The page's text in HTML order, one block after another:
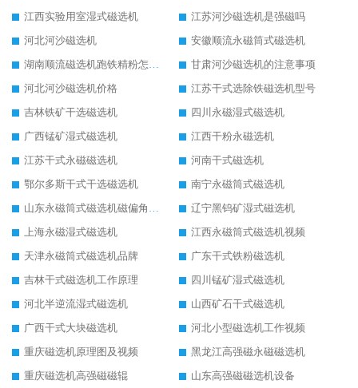
江西实验用室湿式磁选机
江苏河沙磁选机是强磁吗
河北河沙磁选机
安徽顺流永磁筒式磁选机
湖南顺流磁选机跑铁精粉怎么处理
甘肃河沙磁选机的注意事项
河北河沙磁选机价格
江苏干式选除铁磁选机型号
吉林铁矿干选磁选机
四川永磁湿式磁选机
广西锰矿湿式磁选机
江西干粉永磁选机
江苏干式永磁磁选机
河南干式磁选机
鄂尔多斯干式干选磁选机
南宁永磁筒式磁选机
山东永磁筒式磁选机磁偏角怎么调整
辽宁黑钨矿湿式磁选机
上海永磁湿式磁选机
江西永磁筒式磁选机视频
天津永磁筒式磁选机品牌
广东干式铁粉磁选机
吉林干式磁选机工作原理
四川锰矿湿式磁选机
河北半逆流湿式磁选机
山西矿石干式磁选机
广西干式大块磁选机
河北小型磁选机工作视频
重庆磁选机原理图及视频
黑龙江高强磁永磁磁选机
重庆磁选机高强磁磁辊
山东高强磁磁选机设备